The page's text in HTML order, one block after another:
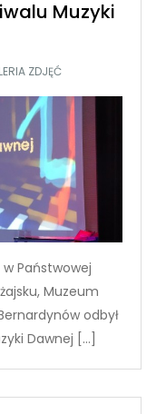
Muzyki
ZDJĘĆ
w Państwowej
Muzeum
odbył
Dawnej […]